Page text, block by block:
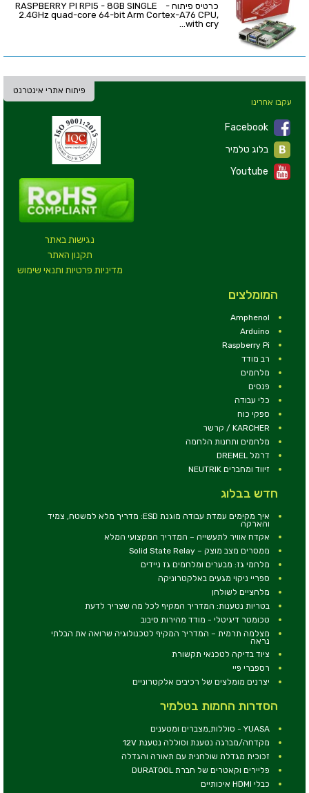
כרטיס פיתוח - RASPBERRY PI RPI5 - 8GB SINGLE
2.4GHz quad-core 64-bit Arm Cortex-A76 CPU,
with cry...
פיתוח אתרי אינטרנט
נגישות באתר
תקנון האתר
מדיניות פרטיות ותנאי שימוש
עקבו אחרינו
Facebook
Youtube
המומלצים
Amphenol
Arduino
Raspberry Pi
רב מודד
מלחמים
פנסים
כלי עבודה
ספקי כוח
KARCHER / קרשר
מלחמים ותחנות הלחמה
דרמל DREMEL
זיווד ומחברים NEUTRIK
חדש בבלוג
איך מקימים עמדת עבודה מוגנת ESD: מדריך מלא למשטח, צמיד
והארקה
אקדח אוויר לתעשייה – המדריך המקצועי המלא
ממסרים מצב מוצק – Solid State Relay
מלחמי גז: מבערים ומלחמים גז ניידים
ספריי ניקוי מגעים באלקטרוניקה
מלחציים לשולחן
בטריות נטענות: המדריך המקיף לכל מה שצריך לדעת
טכומטר דיגיטלי - מודד מהירות סיבוב
מצלמה תרמית – המדריך המקיף לטכנולוגיה שרואה את הבלתי
נראה
ציוד בדיקה לטכנאי תקשורת
רספברי פיי
יצרנים מומלצים של רכיבים אלקטרוניים
הסדרות החמות בטלמיר
YUASA - סוללות,מצברים ומטענים
מקדחה/מברגה נטענת וסוללה נטענת 12V
זכוכית מגדלת שולחנית עם תאורה והגדלה
פליירים וקאטרים של חברת DURATOOL
כבלי HDMI איכותיים